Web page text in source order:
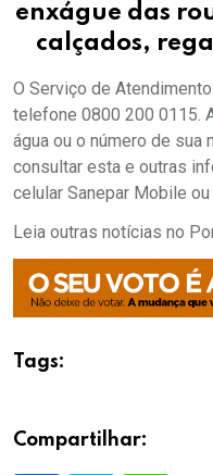
enxágue das
calçados,
O Serviço de
telefone 0800 200 0115.
água ou o número de sua
consultar esta e outras
celular Sanepar Mobile
Leia outras notícias no
Tags:
Compartilhar: